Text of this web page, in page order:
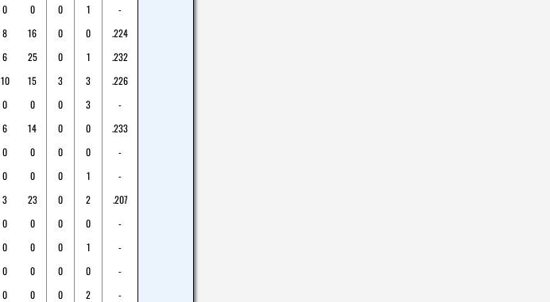
0 0 0 1
-
8 16 0 0
.224
6 25 0 1
.232
10 15 3 3
.226
0 0 0 3
-
6 14 0 0
.233
0 0 0 0
-
0 0 0 1
-
3 23 0 2
.207
0 0 0 0
-
0 0 0 1
-
0 0 0 0
-
0 0 0 2 -